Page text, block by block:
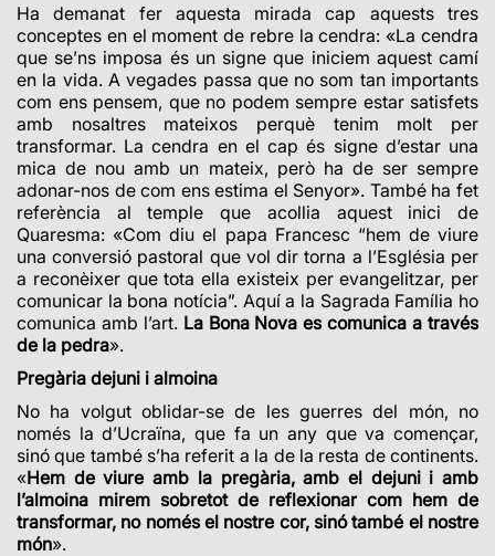
Ha demanat fer aquesta mirada cap aquests tres
conceptes en el moment de rebre la cendra: «La cendra
que se’ns imposa és un signe que iniciem aquest camí
en la vida. A vegades passa que no som tan importants
com ens pensem, que no podem sempre estar satisfets
amb nosaltres mateixos perquè tenim molt per
transformar. La cendra en el cap és signe d’estar una
mica de nou amb un mateix, però ha de ser sempre
adonar-nos de com ens estima el Senyor». També ha fet
referència al temple que acollia aquest inici de
Quaresma: «Com diu el papa Francesc “hem de viure
una conversió pastoral que vol dir torna a l’Església per
a reconèixer que tota ella existeix per evangelitzar, per
comunicar la bona notícia”. Aquí a la Sagrada Família ho
comunica amb l’art. La Bona Nova es comunica a través
de la pedra».
Pregària dejuni i almoina
No ha volgut oblidar-se de les guerres del món, no
només la d’Ucraïna, que fa un any que va començar,
sinó que també s’ha referit a la de la resta de continents.
«Hem de viure amb la pregària, amb el dejuni i amb
l’almoina mirem sobretot de reflexionar com hem de
transformar, no només el nostre cor, sinó també el nostre
món».